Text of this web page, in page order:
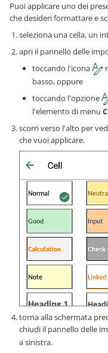
Puoi applicare uno dei
che desideri formattare e
seleziona una cella, un
apri il pannello delle
toccando l'icona
basso, oppure
toccando l'opzione
l'elemento di menu
scorri verso l'alto per
che vuoi applicare.
torna alla schermata
chiudi il pannello delle
a sinistra.